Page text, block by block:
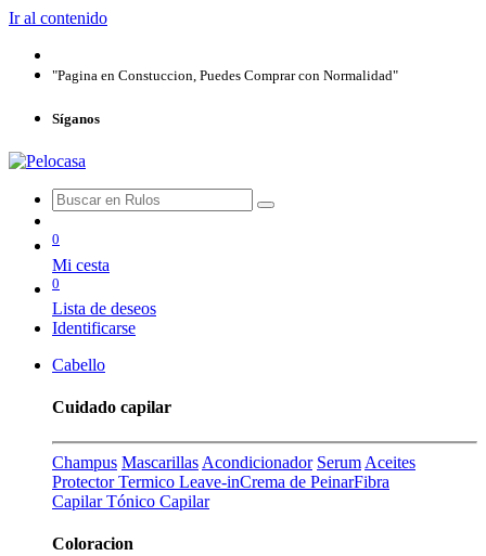
Ir al contenido
"Pagina en Constuccion, Puedes Comprar con Normalidad"
Síganos
0
Mi cesta
0
Lista de deseos
Identificarse
Cabello
Cuidado capilar
Champus Mascarillas Acondicionador Serum Aceites
Protector Termico Leave-inCrema de PeinarFibra
CapilarTónico Capilar
Coloracion